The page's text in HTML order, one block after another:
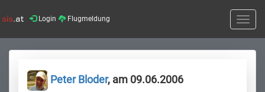
Login Flugmeldung
Toggle
Peter Bloder, am 09.06.2006